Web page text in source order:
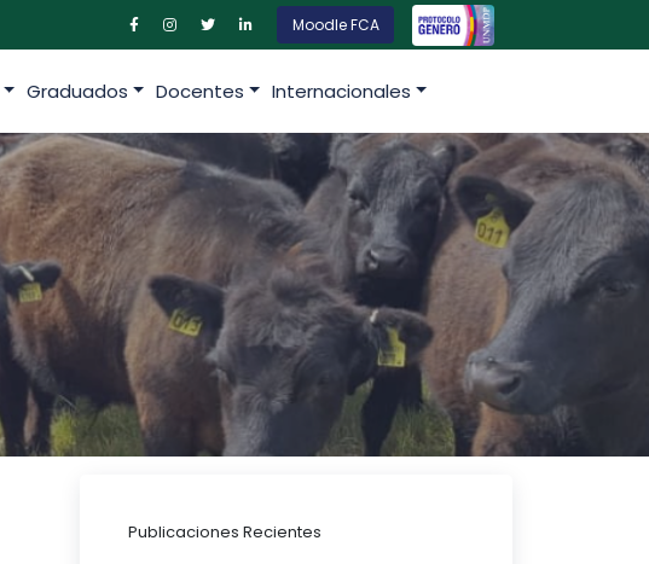
Moodle FCA
Graduados Docentes Internacionales
Publicaciones Recientes